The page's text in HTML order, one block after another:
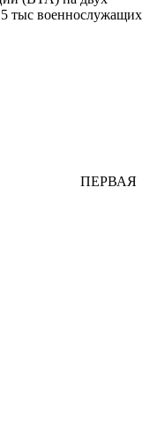
тыс военнослужащих
ПЕРВАЯ